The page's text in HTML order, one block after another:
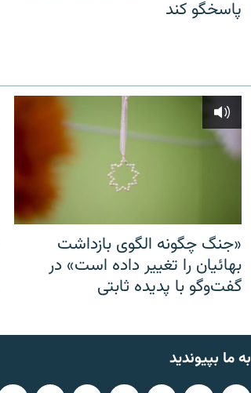
پاسخگو کند
«جنگ چگونه الگوی بازداشت
بهائیان را تغییر داده است» در
گفت‌وگو با پدیده ثابتی
به ما بپیوندید